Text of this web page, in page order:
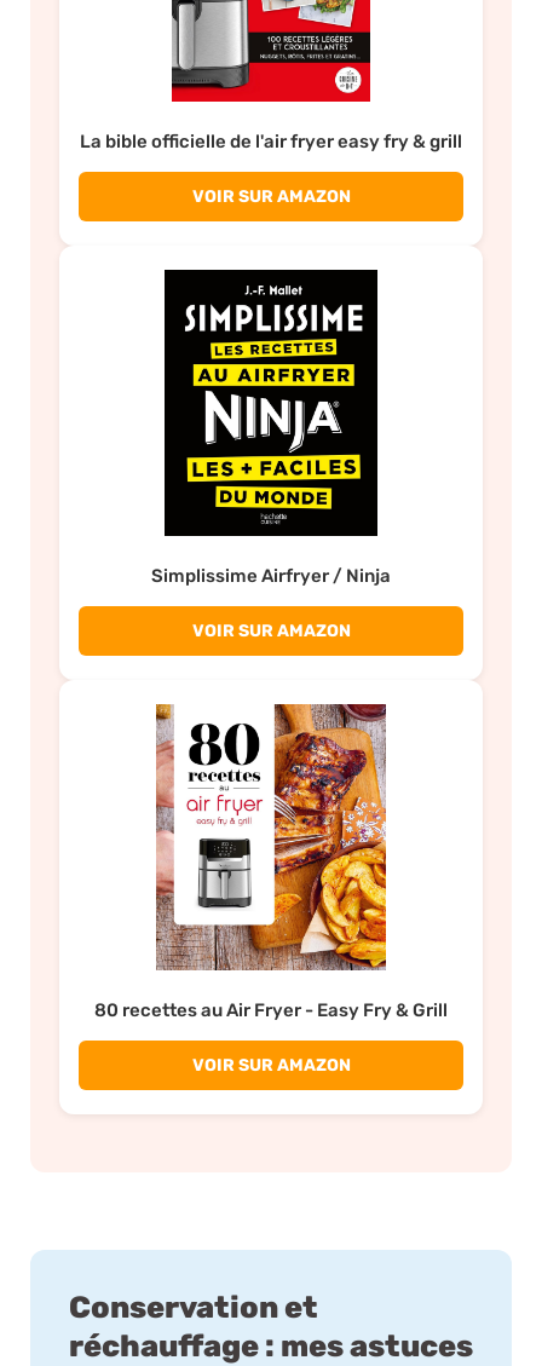
La bible officielle de l'air fryer easy fry & grill
VOIR SUR AMAZON
Simplissime Airfryer / Ninja
VOIR SUR AMAZON
80 recettes au Air Fryer - Easy Fry & Grill
VOIR SUR AMAZON
Conservation et
réchauffage : mes astuces